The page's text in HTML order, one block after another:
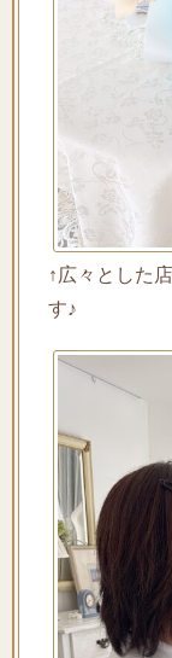
↑広々とした
す♪